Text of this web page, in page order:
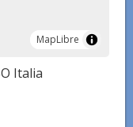
MapLibre
MapLibre
Italia